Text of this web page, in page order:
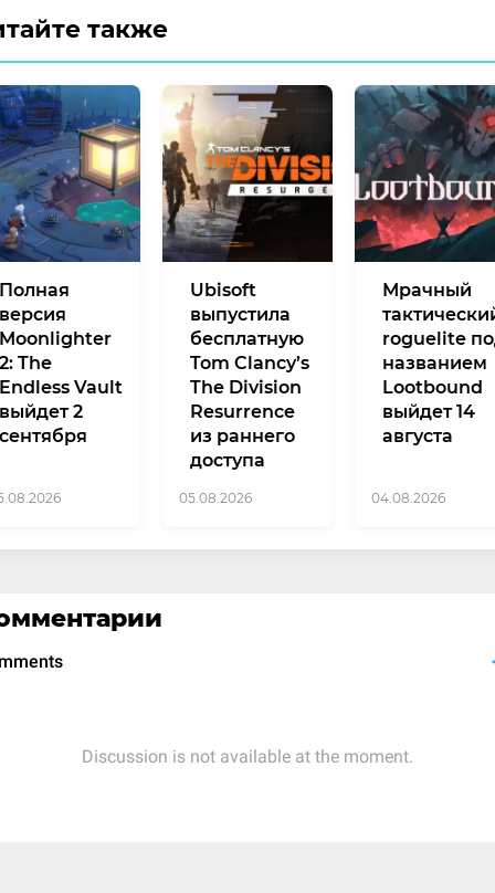
также
Полная
версия
Moonlighter
2: The
Endless Vault
выйдет 2
сентября
Ubisoft
выпустила
бесплатную
Tom Clancy’s
The Division
Resurrence
из раннего
доступа
05.08.2026
Мрачный
roguelite
названием
Lootbound
выйдет 14
августа
04.08.2026